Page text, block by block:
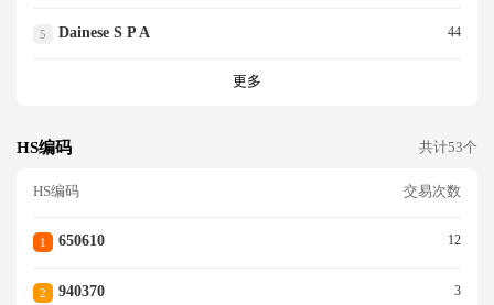
5 Dainese S P A 44
更多
HS编码 共计53个
HS编码 交易次数
1 650610 12
2 940370 3